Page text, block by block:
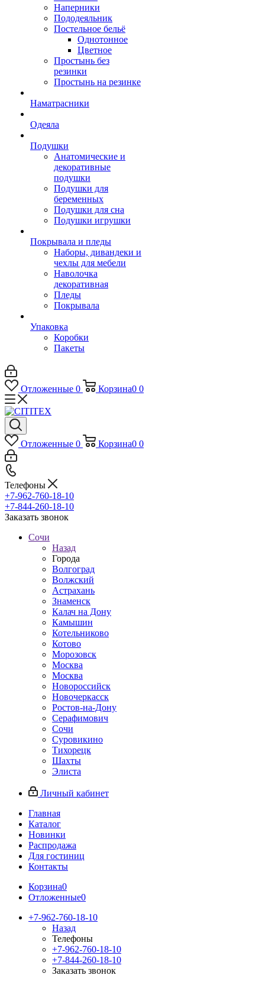
Наперники
Пододеяльник
Постельное бельё
Однотонное
Цветное
Простынь без
резинки
Простынь на резинке
Наматрасники
Одеяла
Подушки
Анатомические и
декоративные
подушки
Подушки для
беременных
Подушки для сна
Подушки игрушки
Покрывала и пледы
Наборы, дивандеки и
чехлы для мебели
Наволочка
декоративная
Пледы
Покрывала
Упаковка
Коробки
Пакеты
Отложенные 0 Корзина0 0
Отложенные 0 Корзина0 0
Телефоны
+7-962-760-18-10
+7-844-260-18-10
Заказать звонок
Сочи
Назад
Города
Волгоград
Волжский
Астрахань
Знаменск
Калач на Дону
Камышин
Котельниково
Котово
Морозовск
Москва
Москва
Новороссийск
Новочеркасск
Ростов-на-Дону
Серафимович
Сочи
Суровикино
Тихорецк
Шахты
Элиста
Личный кабинет
Главная
Каталог
Новинки
Распродажа
Для гостиниц
Контакты
Корзина0
Отложенные0
+7-962-760-18-10
Назад
Телефоны
+7-962-760-18-10
+7-844-260-18-10
Заказать звонок